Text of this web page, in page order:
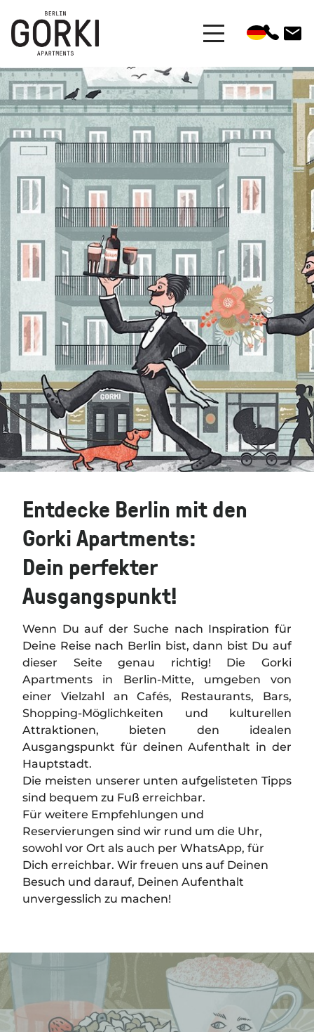
Entdecke Berlin mit den
Gorki Apartments:
Dein perfekter
Ausgangspunkt!
Wenn Du auf der Suche nach Inspiration für
Deine Reise nach Berlin bist, dann bist Du auf
dieser Seite genau richtig! Die Gorki
Apartments in Berlin-Mitte, umgeben von
einer Vielzahl an Cafés, Restaurants, Bars,
Shopping-Möglichkeiten und kulturellen
Attraktionen, bieten den idealen
Ausgangspunkt für deinen Aufenthalt in der
Hauptstadt.
Die meisten unserer unten aufgelisteten Tipps
sind bequem zu Fuß erreichbar.
Für weitere Empfehlungen und
Reservierungen sind wir rund um die Uhr,
sowohl vor Ort als auch per WhatsApp, für
Dich erreichbar. Wir freuen uns auf Deinen
Besuch und darauf, Deinen Aufenthalt
unvergesslich zu machen!